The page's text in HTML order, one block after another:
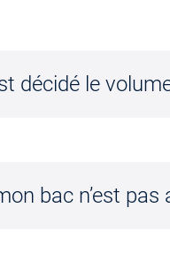
décidé le
bac n’est